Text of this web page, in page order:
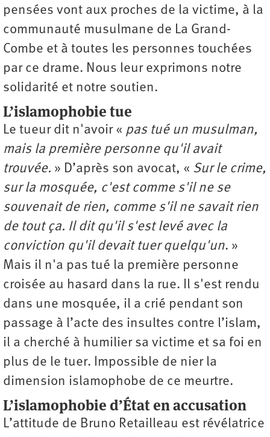
pensées vont aux proches de la victime, à la
communauté musulmane de La Grand-
Combe et à toutes les personnes touchées
par ce drame. Nous leur exprimons notre
solidarité et notre soutien.
L’islamophobie tue
Le tueur dit n'avoir « ‎­ pas tué un musulman,
mais la première personne qu'il avait
trouvée‎­. ‎­» D’après son avocat, « ‎­‎­‎­Sur le crime,
sur la mosquée, c'est comme s'il ne se
souvenait de rien, comme s'il ne savait rien
de tout ça. Il dit qu'il s'est levé avec la
conviction qu'il devait tuer quelqu'un. ‎­»
Mais il n'a pas tué la première personne
croisée au hasard dans la rue. Il s'est rendu
dans une mosquée, il a crié pendant son
passage à l’acte des insultes contre l’islam,
il a cherché à humilier sa victime et sa foi en
plus de le tuer. Impossible de nier la
dimension islamophobe de ce meurtre.
L’islamophobie d’État en accusation
L’attitude de Bruno Retailleau est révélatrice